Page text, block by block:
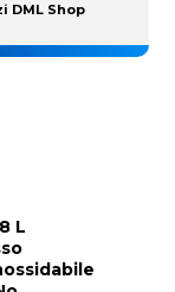
L
DML Shop